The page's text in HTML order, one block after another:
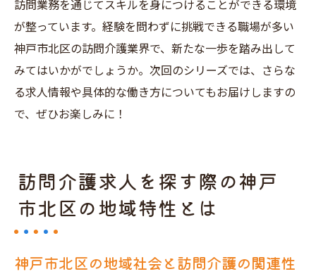
訪問業務を通じてスキルを身につけることができる環境
が整っています。経験を問わずに挑戦できる職場が多い
神戸市北区の訪問介護業界で、新たな一歩を踏み出して
みてはいかがでしょうか。次回のシリーズでは、さらな
る求人情報や具体的な働き方についてもお届けしますの
で、ぜひお楽しみに！
訪問介護求人を探す際の神戸
市北区の地域特性とは
神戸市北区の地域社会と訪問介護の関連性